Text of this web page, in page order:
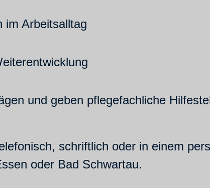
im Arbeitsalltag
und geben pflegefachliche
schriftlich oder in einem
oder Bad Schwartau.